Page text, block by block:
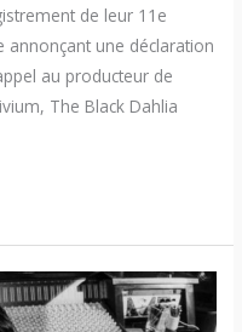
de leur 11e
annonçant une déclaration
au producteur de
The Black Dahlia